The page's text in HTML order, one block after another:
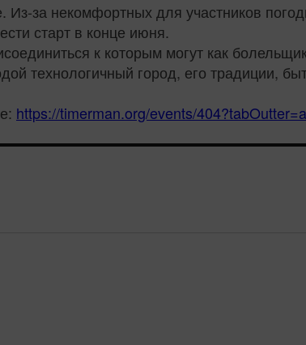
за некомфортных для участников
старт в конце июня.
к которым могут как
технологичный город, его традиции,
https://timerman.org/events/